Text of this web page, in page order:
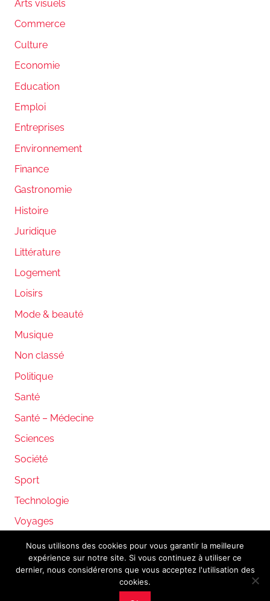
Arts visuels
Commerce
Culture
Economie
Education
Emploi
Entreprises
Environnement
Finance
Gastronomie
Histoire
Juridique
Littérature
Logement
Loisirs
Mode & beauté
Musique
Non classé
Politique
Santé
Santé – Médecine
Sciences
Société
Sport
Technologie
Voyages
WordPress Theme: Donovan by ThemeZee.
Nous utilisons des cookies pour vous garantir la meilleure
expérience sur notre site. Si vous continuez à utiliser ce
dernier, nous considérerons que vous acceptez l'utilisation des
cookies.